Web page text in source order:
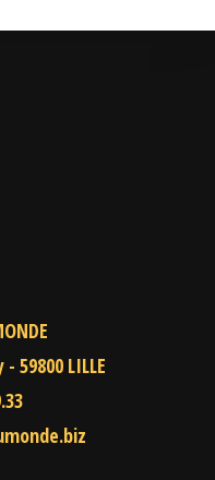
59800 LILLE